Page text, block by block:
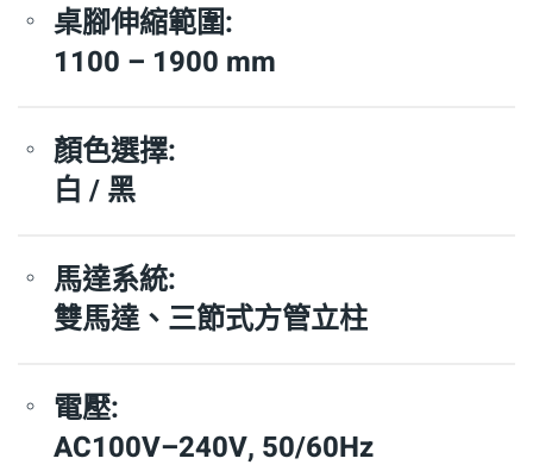
桌腳伸縮範圍:
1100 – 1900 mm
顏色選擇:
白 / 黑
馬達系統:
雙馬達、三節式方管立柱
電壓:
AC100V–240V, 50/60Hz